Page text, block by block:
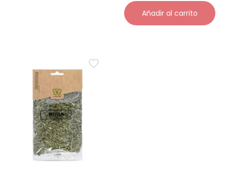
Añadir al carrito